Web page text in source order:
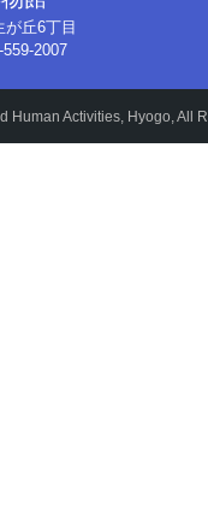
丘6丁目
2007
Activities, Hyogo, All